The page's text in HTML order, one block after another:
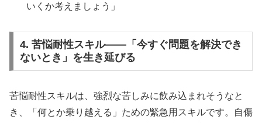
いくか考えましょう」
4. 苦悩耐性スキル——「今すぐ問題を解決でき
ないとき」を生き延びる
苦悩耐性スキルは、強烈な苦しみに飲み込まれそうなと
き、「何とか乗り越える」ための緊急用スキルです。自傷